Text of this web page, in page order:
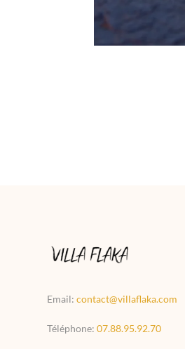
Email:contact@villaflaka.com
Téléphone:07.88.95.92.70